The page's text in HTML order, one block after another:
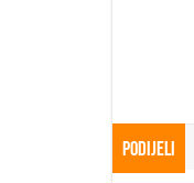
Podijeli